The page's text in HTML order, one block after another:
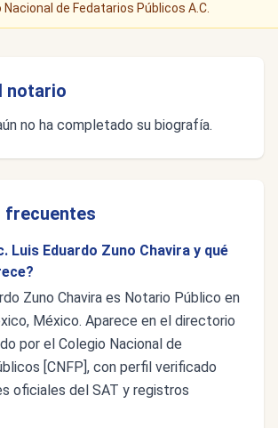
de Fedatarios Públicos A.C.
notario
no ha completado su biografía.
frecuentes
Luis Eduardo Zuno Chavira y qué
Zuno Chavira es Notario Público en
México. Aparece en el directorio
por el Colegio Nacional de
[CNFP], con perfil verificado
oficiales del SAT y registros